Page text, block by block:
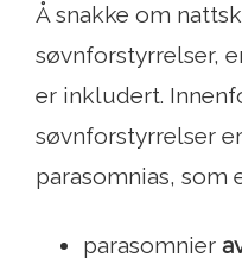
Å snakke om
søvnforstyrrelser,
er inkludert.
søvnforstyrrelser
parasomnias, som
parasomnier